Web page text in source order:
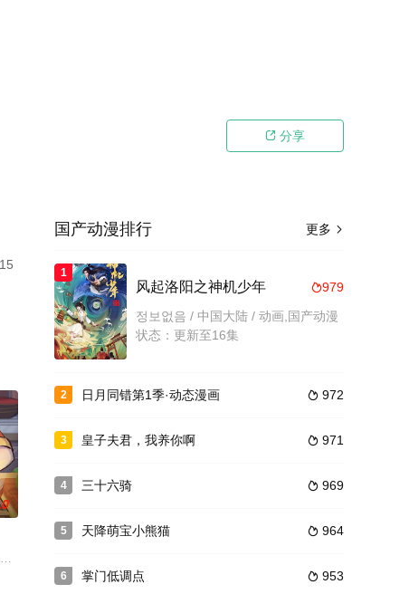
 分享
被石兵围困
小羽在恐怖森林收服一虎，又在古城被石兵围困
吃的店里，彭老板和他的猫，作为店内唯二的生物肩负起了经营整个餐厅的
更多 
国产动漫排行
1
979
风起洛阳之神机少年
정보없음 / 中国大陆 / 动画,国产动漫
状态：更新至16集
2  972
日月同错第1季·动态漫画
3  971
皇子夫君，我养你啊
4  969
三十六骑
5  964
天降萌宝小熊猫
6  953
掌门低调点